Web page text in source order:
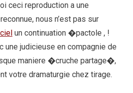
ceci reproduction a une
nous n’est pas sur
un continuation �pactole , !
une judicieuse en compagnie de
maniere �cruche partage�,
votre dramaturgie chez tirage.